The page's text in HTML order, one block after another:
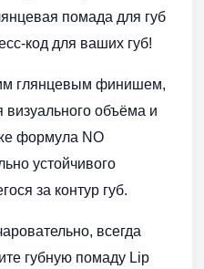
помада для губ
код для ваших губ!
глянцевым финишем,
визуального объёма и
формула NO
устойчивого
за контур губ.
всегда
губную помаду Lip